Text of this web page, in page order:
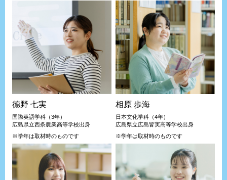
德野 七実
国際英語学科（3年）
広島県立西条農業高等学校出身
※学年は取材時のものです
相原 歩海
日本文化学科（4年）
広島県立広島皆実高等学校出身
※学年は取材時のものです